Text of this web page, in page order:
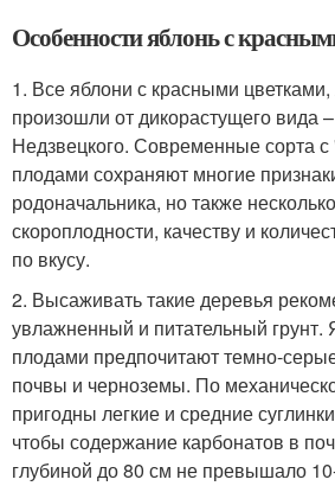
Особенности яблонь с
1. Все яблони с красными
произошли от дикорастущего вида
Недзвецкого. Современные сорта
плодами сохраняют многие
родоначальника, но также
скороплодности, качеству и
по вкусу.
2. Высаживать такие деревья
увлажненный и питательный
плодами предпочитают темно-
почвы и черноземы. По
пригодны легкие и средние
чтобы содержание карбонатов в
глубиной до 80 см не превышало